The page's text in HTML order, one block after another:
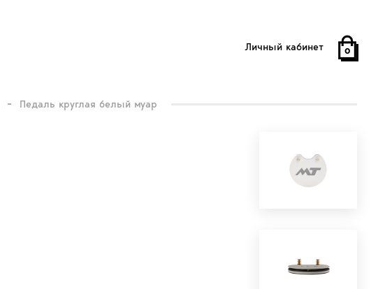
Личный кабинет 0
Педаль круглая белый муар